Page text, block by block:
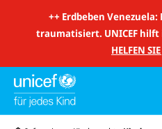
++ Erdbeben
traumatisiert. UNICEF
HELFEN